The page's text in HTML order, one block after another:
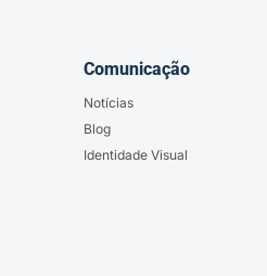
Comunicação
Notícias
Blog
Identidade Visual